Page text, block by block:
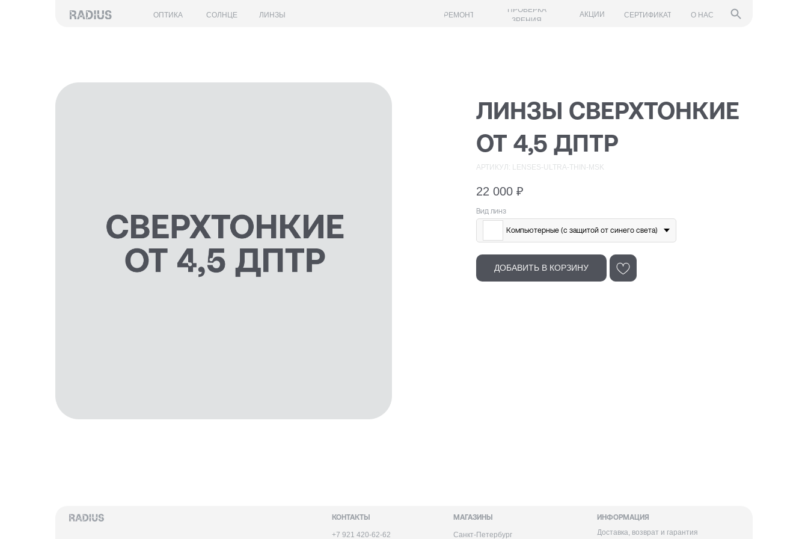
СОЛНЦЕ
ОПТИКА ЛИНЗЫ АКЦИИ СЕРТИФИКАТ
РЕМОНТ
ПРОВЕРКА
ЗРЕНИЯ
О НАС
ЛИНЗЫ СВЕРХТОНКИЕ
ОТ 4,5 ДПТР
АРТИКУЛ: LENSES-ULTRA-THIN-MSK
22 000 ₽
Вид линз
Компьютерные (с защитой от синего света)
ДОБАВИТЬ В КОРЗИНУ
ИНФОРМАЦИЯ
МАГАЗИНЫ
КОНТАКТЫ
+7 921 420-62-62
Санкт-Петербург
Доставка, возврат и гарантия